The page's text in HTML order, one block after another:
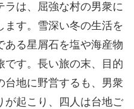
ラは、屈強な村の男衆に
ます。雪深い冬の生活を
ある星屑石を塩や海産物
です。長い旅の末、目的
台地に野営するも、男衆
が起こり、四人は台地ご